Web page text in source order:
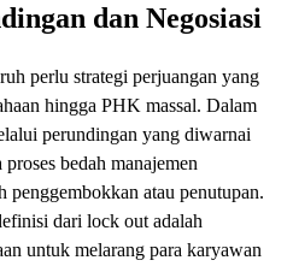
dan Negosiasi
perlu strategi perjuangan yang
hingga PHK massal. Dalam
perundingan yang diwarnai
bedah manajemen
penggembokkan atau penutupan.
dari lock out adalah
untuk melarang para karyawan